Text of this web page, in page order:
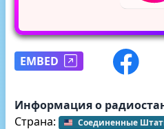
EMBED
Информация о
Страна:
Соединенные